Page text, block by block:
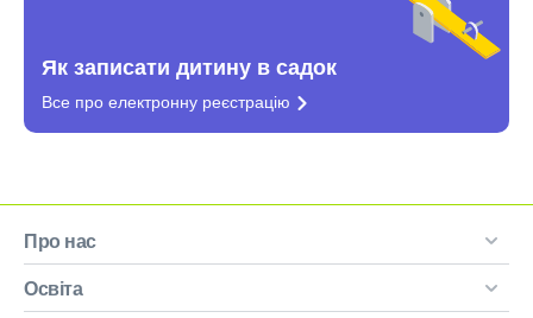
Як записати дитину в садок
Все про електронну реєстрацію
Про нас
Освіта